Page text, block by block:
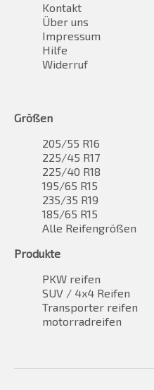
Kontakt
Über uns
Impressum
Hilfe
Widerruf
Größen
205/55 R16
225/45 R17
225/40 R18
195/65 R15
235/35 R19
185/65 R15
Alle Reifengrößen
Produkte
PKW reifen
SUV / 4x4 Reifen
Transporter reifen
motorradreifen